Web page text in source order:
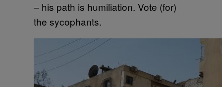
– his path is humiliation. Vote (for)
the sycophants.